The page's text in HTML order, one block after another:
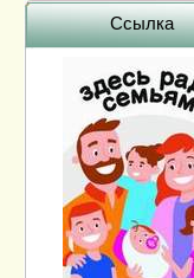
Ссылка